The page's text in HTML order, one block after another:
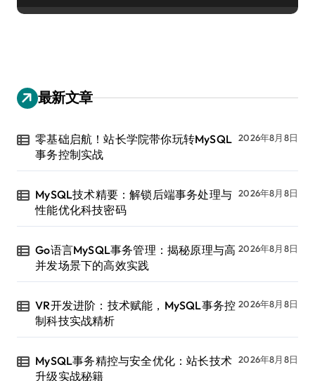
最新文章
零基础启航！站长学院带你玩转MySQL
事务控制实战
2026年8月8日
MySQL技术精要：解锁后端事务处理与
性能优化科技密码
2026年8月8日
Go语言MySQL事务管理：揭秘原理与高
并发场景下的高效实践
2026年8月8日
VR开发进阶：技术赋能，MySQL事务控
制科技实战精析
2026年8月8日
MySQL事务精控与安全优化：站长技术
升级实战秘籍
2026年8月8日